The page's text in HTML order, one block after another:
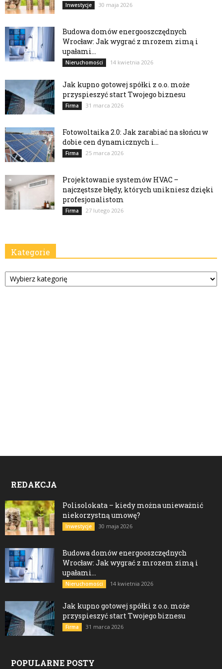
Inwestycje 30 maja 2026
Budowa domów energooszczędnych
Wrocław: Jak wygrać z mrozem zimą i
upałami...
Nieruchomości 14 kwietnia 2026
Jak kupno gotowej spółki z o.o. może
przyspieszyć start Twojego biznesu
Firma 31 marca 2026
Fotowoltaika 2.0: Jak zarabiać na słońcu w
dobie cen dynamicznych i...
Firma 25 marca 2026
Projektowanie systemów HVAC –
najczęstsze błędy, których unikniesz dzięki
profesjonalistom
Firma 27 lutego 2026
Kategorie
Kategorie
REDAKCJA
Polisolokata – kiedy można unieważnić
niekorzystną umowę?
Inwestycje 30 maja 2026
Budowa domów energooszczędnych
Wrocław: Jak wygrać z mrozem zimą i
upałami...
Nieruchomości 14 kwietnia 2026
Jak kupno gotowej spółki z o.o. może
przyspieszyć start Twojego biznesu
Firma 31 marca 2026
POPULARNE POSTY